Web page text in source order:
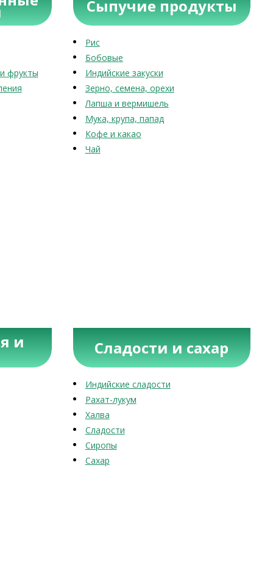
фрукты
Сыпучие продукты
Рис
Бобовые
Индийские закуски
Зерно, семена, орехи
Лапша и вермишель
Мука, крупа, папад
Кофе и какао
Чай
и Сладости и сахар
Индийские сладости
Рахат-лукум
Халва
Сладости
Сиропы
Сахар